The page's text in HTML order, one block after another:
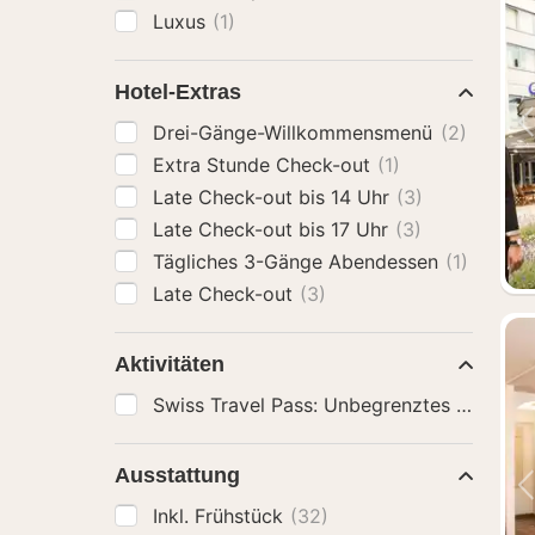
Luxus (1)
Hotel-Extras
Drei-Gänge-Willkommensmenü (2)
Extra Stunde Check-out (1)
Late Check-out bis 14 Uhr (3)
Late Check-out bis 17 Uhr (3)
Tägliches 3-Gänge Abendessen (1)
Late Check-out (3)
Aktivitäten
Ausstattung
Inkl. Frühstück (32)